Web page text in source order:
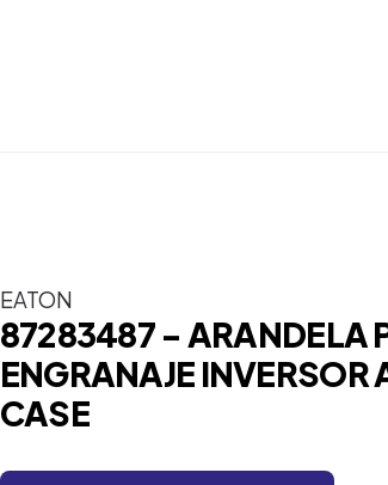
EATON
87283487 - ARANDELA
ENGRANAJE INVERSOR
CASE